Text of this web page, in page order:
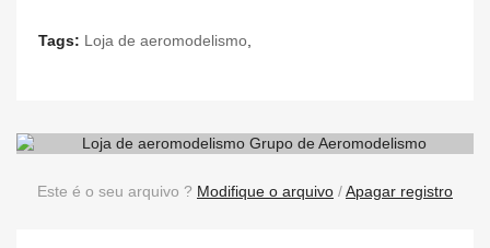
Tags: Loja de aeromodelismo
Este é o seu arquivo ? Modifique o arquivo /Apagar registro